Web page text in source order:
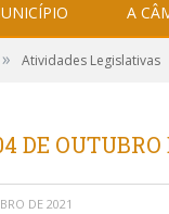
A
» Atividades Legislativas
DE OUTUBRO
DE 2021